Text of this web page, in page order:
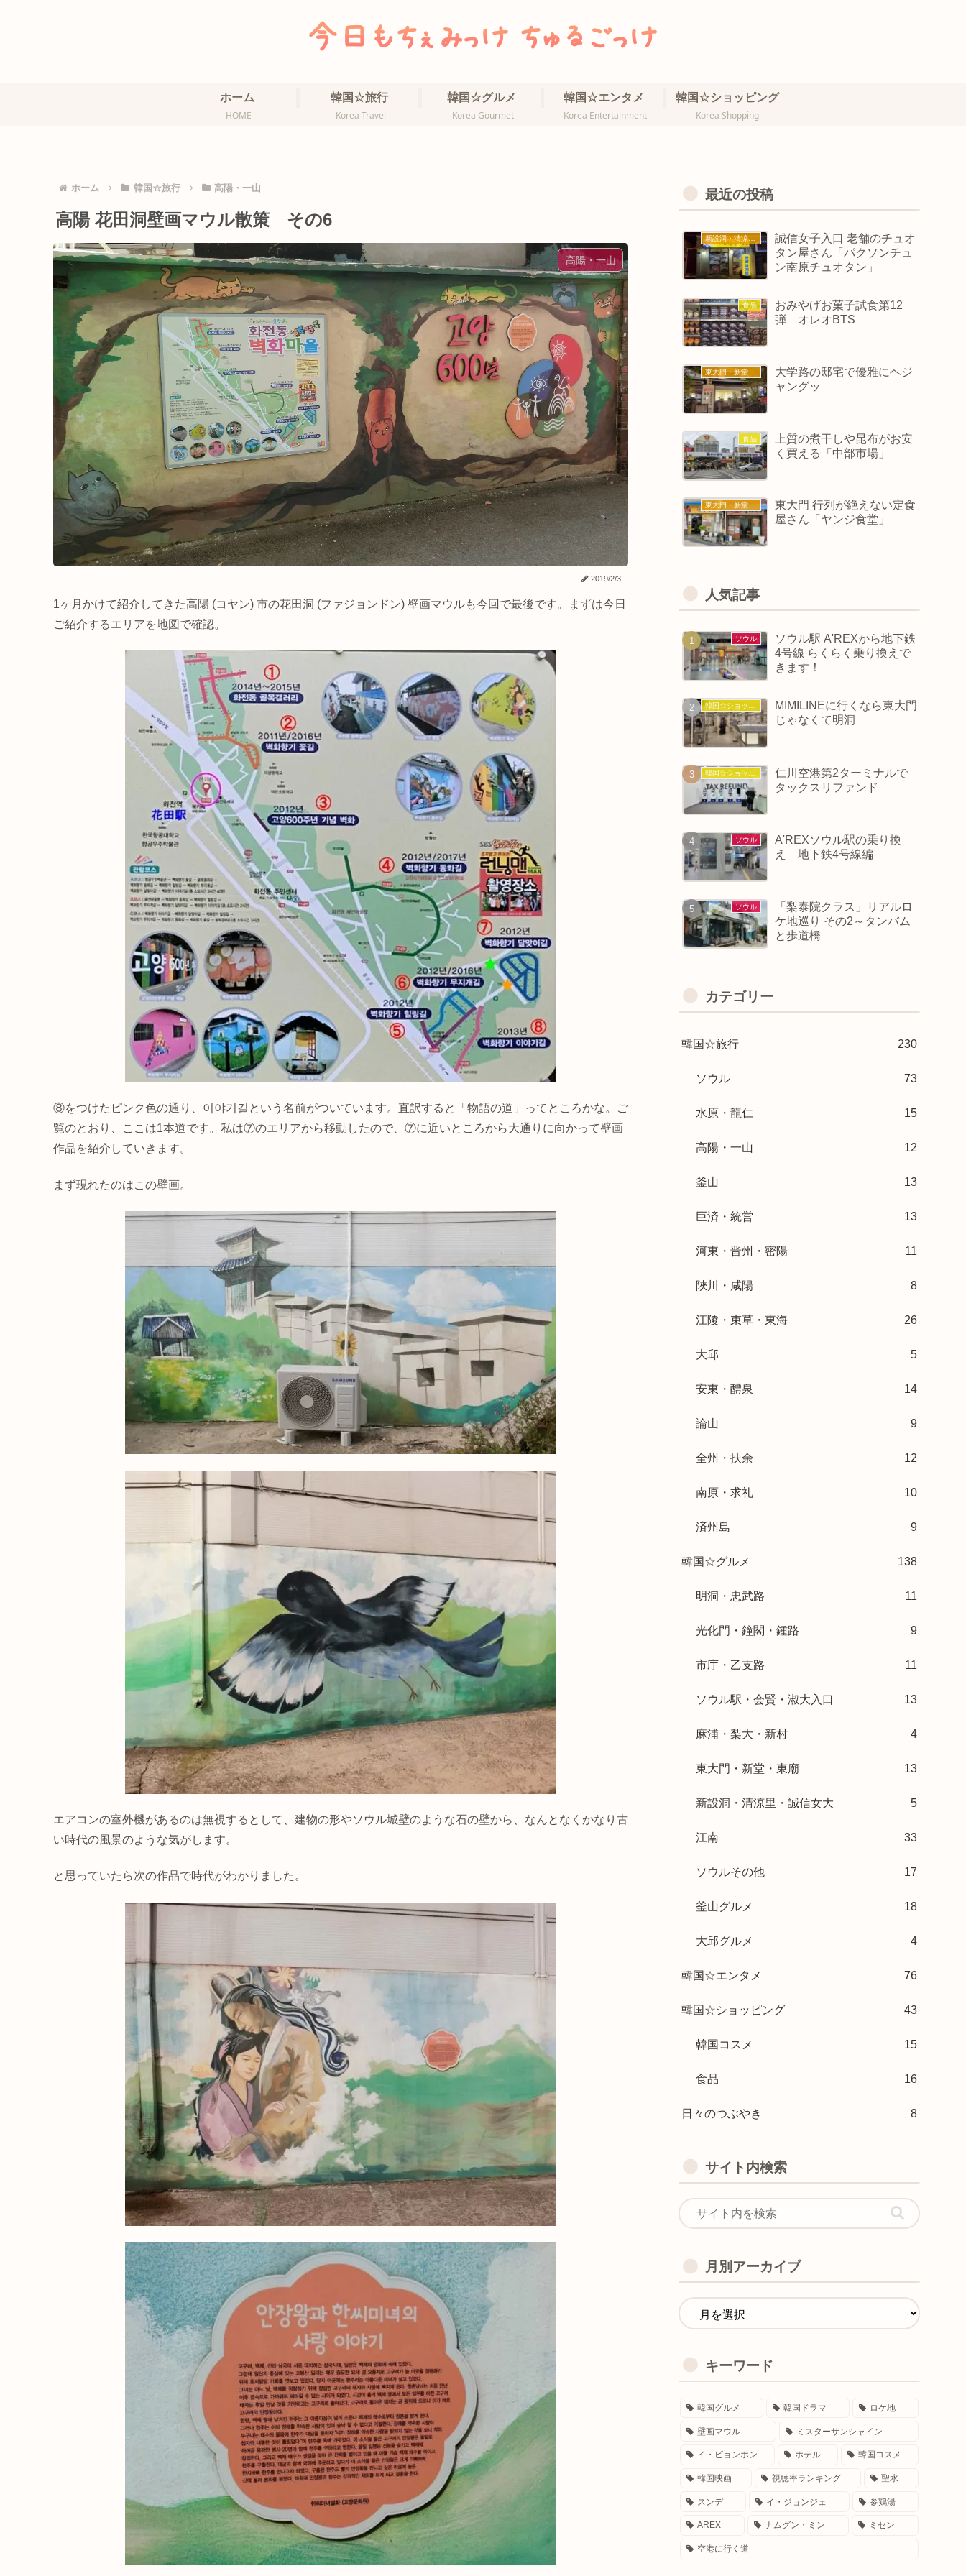
ホーム
HOME
韓国☆旅行
Korea Travel
韓国☆グルメ
Korea Gourmet
韓国☆エンタメ
Korea Entertainment
韓国☆ショッピング
Korea Shopping
ホーム 韓国☆旅行 高陽・一山
高陽 花田洞壁画マウル散策 その6
高陽・一山
2019/2/3
1ヶ月かけて紹介してきた高陽 (コヤン) 市の花田洞 (ファジョンドン) 壁画マウルも今回で最後です。まずは今日
ご紹介するエリアを地図で確認。
⑧をつけたピンク色の通り、이야기길という名前がついています。直訳すると「物語の道」ってところかな。ご
覧のとおり、ここは1本道です。私は⑦のエリアから移動したので、⑦に近いところから大通りに向かって壁画
作品を紹介していきます。
まず現れたのはこの壁画。
エアコンの室外機があるのは無視するとして、建物の形やソウル城壁のような石の壁から、なんとなくかなり古
い時代の風景のような気がします。
と思っていたら次の作品で時代がわかりました。
最近の投稿
新設洞・清涼里・誠信女大
誠信女子入口 老舗のチュオ
タン屋さん「パクソンチュ
ン南原チュオタン」
食品
おみやげお菓子試食第12
弾 オレオBTS
大学路の邸宅で優雅にヘジ
ャングッ
食品
上質の煮干しや昆布がお安
く買える「中部市場」
東大門・新堂・東廟
東大門 行列が絶えない定食
屋さん「ヤンジ食堂」
人気記事
ソウル
ソウル駅 A'REXから地下鉄
4号線 らくらく乗り換えで
きます！
韓国☆ショッピング
MIMILINEに行くなら東大門
じゃなくて明洞
仁川空港第2ターミナルで
タックスリファンド
ソウル
A'REXソウル駅の乗り換
え 地下鉄4号線編
ソウル
「梨泰院クラス」リアルロ
ケ地巡り その2～タンバム
と歩道橋
カテゴリー
韓国☆旅行 230
ソウル 73
水原・龍仁 15
高陽・一山 12
釜山 13
巨済・統営 13
河東・晋州・密陽 11
陜川・咸陽 8
江陵・束草・東海 26
大邱 5
安東・醴泉 14
論山 9
全州・扶余 12
南原・求礼 10
済州島 9
韓国☆グルメ 138
明洞・忠武路 11
光化門・鐘閣・鍾路 9
市庁・乙支路 11
ソウル駅・会賢・淑大入口 13
麻浦・梨大・新村 4
東大門・新堂・東廟 13
新設洞・清涼里・誠信女大 5
江南 33
ソウルその他 17
釜山グルメ 18
大邱グルメ 4
韓国☆エンタメ 76
韓国☆ショッピング 43
韓国コスメ 15
食品 16
日々のつぶやき 8
サイト内検索
月別アーカイブ
キーワード
韓国グルメ 韓国ドラマ ロケ地
壁画マウル ミスターサンシャイン
イ・ビョンホン ホテル 韓国コスメ
韓国映画 視聴率ランキング 聖水
スンデ イ・ジョンジェ 参鶏湯
AREX ナムグン・ミン ミセン
空港に行く道